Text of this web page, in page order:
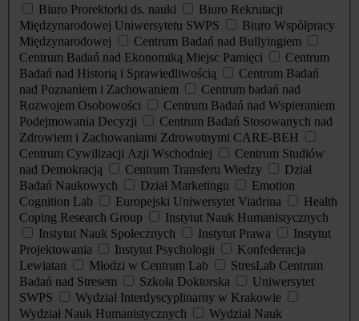
Biuro Prorektorki ds. nauki
Biuro Rekrutacji
Międzynarodowej Uniwersytetu SWPS
Biuro Współpracy
Międzynarodowej
Centrum Badań nad Bullyingiem
Centrum Badań nad Ekonomiką Miejsc Pamięci
Centrum
Badań nad Historią i Sprawiedliwością
Centrum Badań
nad Poznaniem i Zachowaniem
Centrum badań nad
Rozwojem Osobowości
Centrum Badań nad Wspieraniem
Podejmowania Decyzji
Centrum Badań Stosowanych nad
Zdrowiem i Zachowaniami Zdrowotnymi CARE-BEH
Centrum Cywilizacji Azji Wschodniej
Centrum Studiów
nad Demokracją
Centrum Transferu Wiedzy
Dział
Badań Naukowych
Dział Marketingu
Emotion
Cognition Lab
Europejski Uniwersytet Viadrina
Health
Coping Research Group
Instytut Nauk Humanistycznych
Instytut Nauk Społecznych
Instytut Prawa
Instytut
Projektowania
Instytut Psychologii
Konfederacja
Lewiatan
Młodzi w Centrum Lab
StresLab Centrum
Badań nad Stresem
Szkoła Doktorska
Uniwersytet
SWPS
Wydział Interdyscyplinarny w Krakowie
Wydział Nauk Humanistycznych
Wydział Nauk